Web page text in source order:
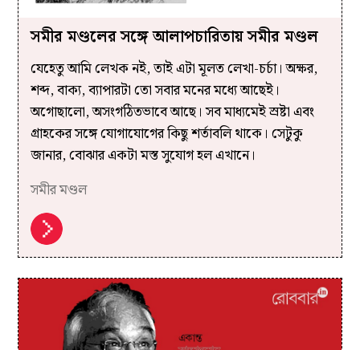
সমীর মণ্ডলের সঙ্গে আলাপচারিতায় সমীর মণ্ডল
যেহেতু আমি লেখক নই, তাই এটা মূলত লেখা-চর্চা। অক্ষর,
শব্দ, বাক্য, ব্যাপারটা তো সবার মনের মধ্যে আছেই।
অগোছালো, অসংগঠিতভাবে আছে। সব মাধ্যমেই স্রষ্টা এবং
গ্রাহকের সঙ্গে যোগাযোগের কিছু শর্তাবলি থাকে। সেটুকু
জানার, বোঝার একটা মস্ত সুযোগ হল এখানে।
সমীর মণ্ডল